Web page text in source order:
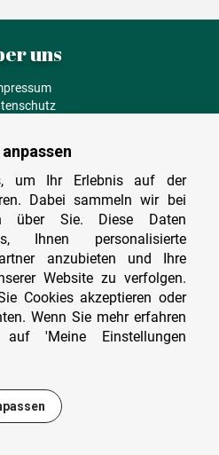
uns
und Lieferung
Widerruf
& Support
erreichbar
4912 210
Formular
um Ihr Erlebnis auf der
Dabei sammeln wir bei
über Sie. Diese Daten
Ihnen personalisierte
anzubieten und Ihre
Website zu verfolgen.
Cookies akzeptieren oder
Wenn Sie mehr erfahren
'Meine Einstellungen